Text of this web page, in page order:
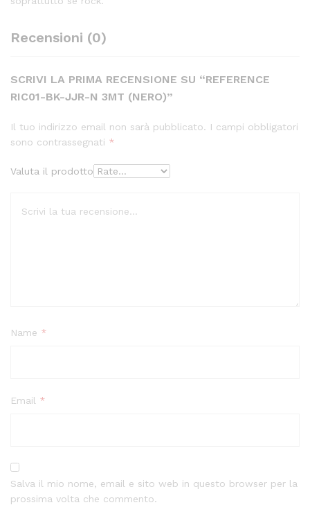
Recensioni (0)
SCRIVI LA PRIMA RECENSIONE SU “REFERENCE
RIC01-BK-JJR-N 3MT (NERO)”
Il tuo indirizzo email non sarà pubblicato. I campi obbligatori
sono contrassegnati *
Valuta il prodotto
Name *
Email *
Salva il mio nome, email e sito web in questo browser per la
prossima volta che commento.